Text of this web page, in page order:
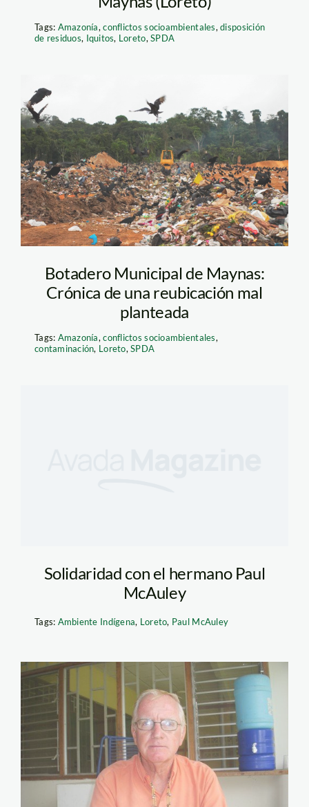
Tags: Amazonía,conflictos socioambientales,disposición
de residuos, Iquitos, Loreto,SPDA
botadero de basura
Botadero Municipal de Maynas:
Crónica de una reubicación mal
planteada
Tags: Amazonía,conflictos socioambientales,
contaminación, Loreto,SPDA
Solidaridad con el hermano Paul
McAuley
Tags: Ambiente Indígena, Loreto, Paul McAuley
paul-mc-
auley_laregion